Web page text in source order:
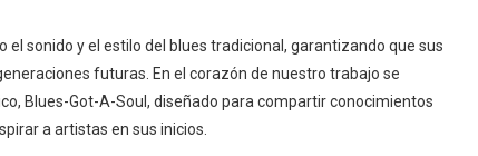
sonido y el estilo del blues tradicional, garantizando que sus
futuras. En el corazón de nuestro trabajo se
Blues-Got-A-Soul, diseñado para compartir conocimientos
a artistas en sus inicios.